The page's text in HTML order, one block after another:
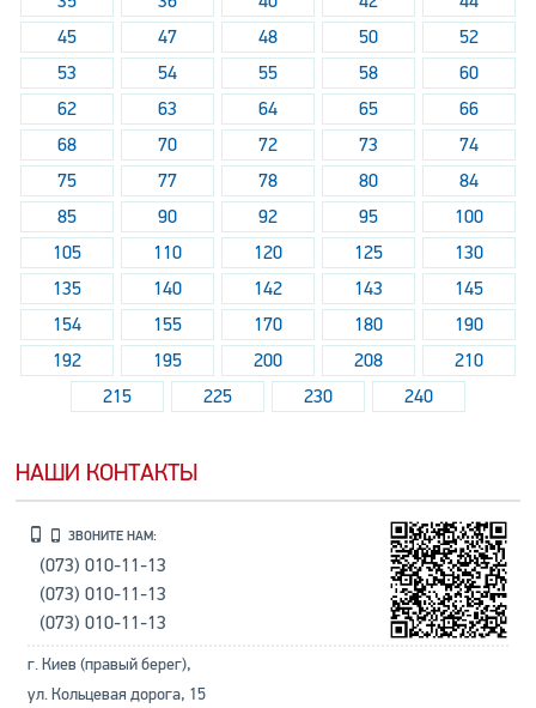
45
47 48 50
52
53
54 55 58
60
62
63 64 65
66
68
70 72 73
74
75
77 78 80
84
85
90 92 95
100
105
110 120 125
130
135
140 142 143
145
154
155 170 180
190
192
195 200 208
210
215
225 230 240
НАШИ КОНТАКТЫ
ЗВОНИТЕ НАМ:
(073) 010-11-13
(073) 010-11-13
(073) 010-11-13
г. Киев (правый берег),
ул. Кольцевая дорога, 15